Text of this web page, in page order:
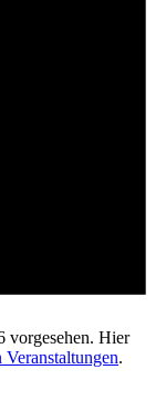
vorgesehen. Hier
Veranstaltungen.